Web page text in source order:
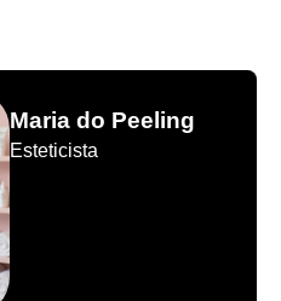
Maria do Peeling
Esteticista